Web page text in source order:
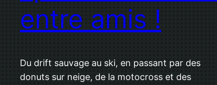
entre amis !
Du drift sauvage au ski, en passant par des
donuts sur neige, de la motocross et des